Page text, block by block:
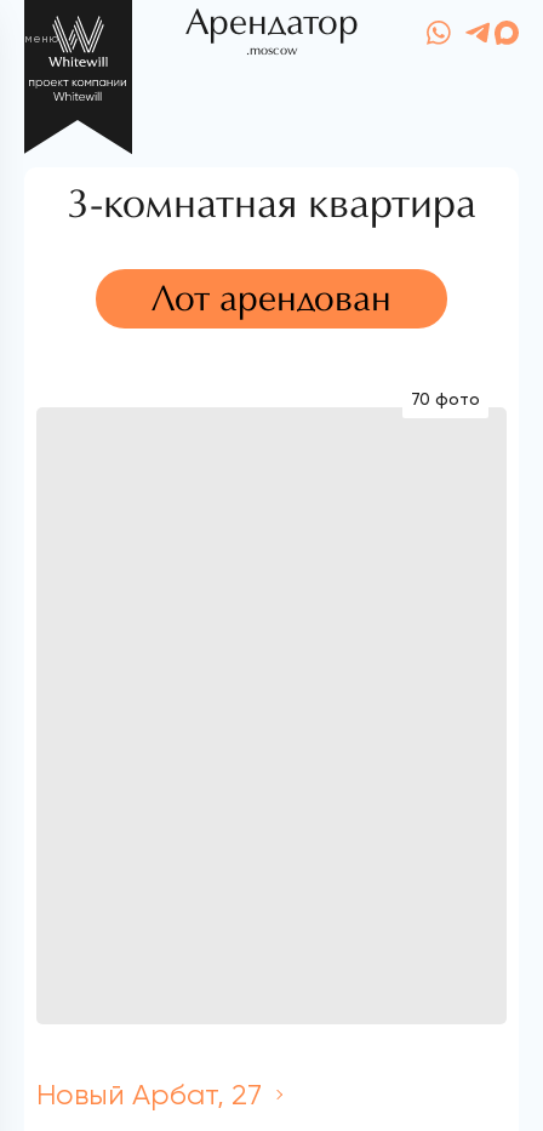
меню Арендатор
.moscow
3-комнатная квартира
Лот арендован
70 фото
Новый Арбат, 27